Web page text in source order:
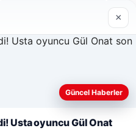
daha iyi anlayabilmek,
×
Güncel Haberler
Usta oyuncu Gül Onat